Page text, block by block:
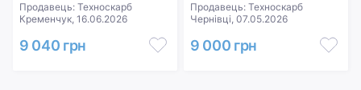
Продавець: Техноскарб
Кременчук, 16.06.2026
9 040 грн
Продавець: Техноскарб
Чернівці, 07.05.2026
9 000 грн